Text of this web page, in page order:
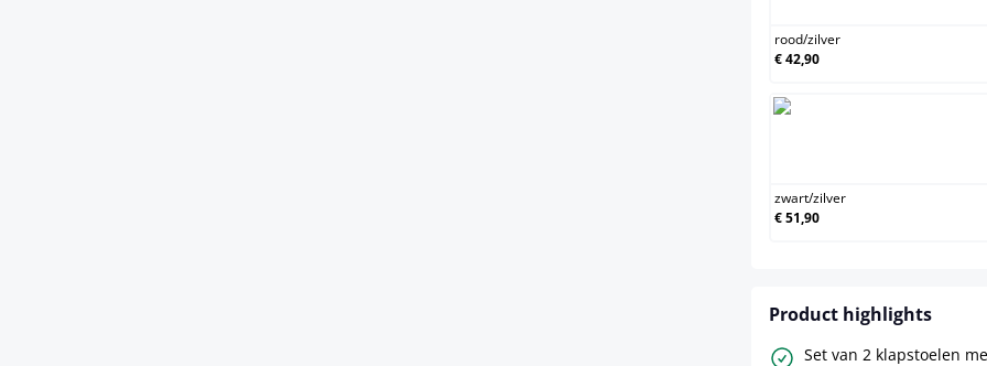
rood/zilver
€ 42,90
zwart/zilver
€ 51,90
Product highlights
Set van 2 klapstoelen